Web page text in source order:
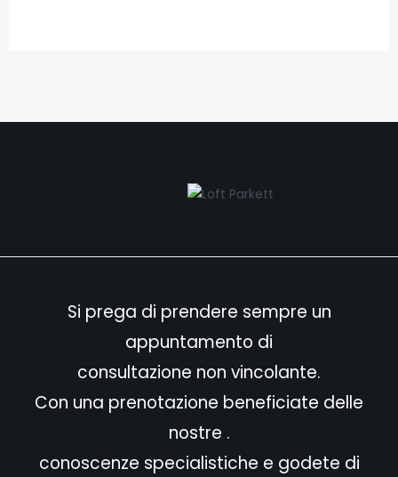
Si prega di prendere sempre un
appuntamento di
consultazione non vincolante.
Con una prenotazione beneficiate delle
nostre .
conoscenze specialistiche e godete di